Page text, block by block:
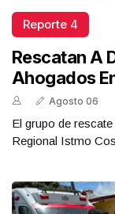
Reporte 4
Rescatan A
Ahogados
Agosto 06
El grupo de
Regional Istmo